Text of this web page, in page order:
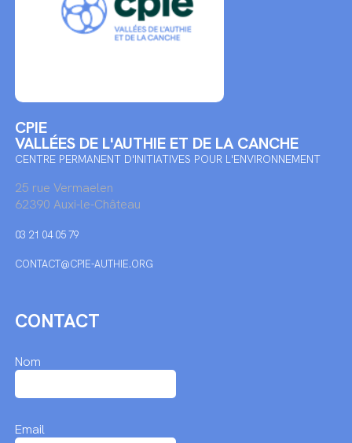
CPIE
VALLÉES DE L'AUTHIE ET DE LA CANCHE
CENTRE PERMANENT D'INITIATIVES POUR L'ENVIRONNEMENT
25 rue Vermaelen
62390 Auxi-le-Château
03 21 04 05 79
CONTACT@CPIE-AUTHIE.ORG
CONTACT
Nom
Email